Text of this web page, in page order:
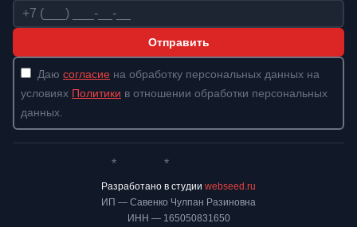
Телефон
Отправить
Даю согласие на обработку персональных данных на
условиях Политики в отношении обработки персональных
данных.
ИП — Савенко Чулпан Разиновна
ИНН — 165050831650
* *
Разработано в студии webseed.ru